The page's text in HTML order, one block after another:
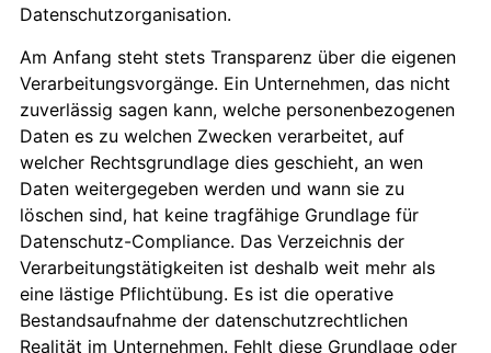
Datenschutzorganisation.
Am Anfang steht stets Transparenz über die eigenen
Verarbeitungsvorgänge. Ein Unternehmen, das nicht
zuverlässig sagen kann, welche personenbezogenen
Daten es zu welchen Zwecken verarbeitet, auf
welcher Rechtsgrundlage dies geschieht, an wen
Daten weitergegeben werden und wann sie zu
löschen sind, hat keine tragfähige Grundlage für
Datenschutz-Compliance. Das Verzeichnis der
Verarbeitungstätigkeiten ist deshalb weit mehr als
eine lästige Pflichtübung. Es ist die operative
Bestandsaufnahme der datenschutzrechtlichen
Realität im Unternehmen. Fehlt diese Grundlage oder